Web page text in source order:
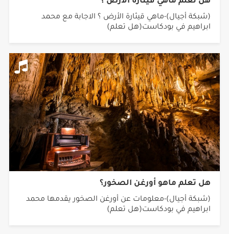
(شبكة أجيال)-ماهي قيثارة الأرض ؟ الاجابة مع محمد
ابراهيم في بودكاست(هل تعلم)
هل تعلم ماهو أورغن الصخور؟
(شبكة أجيال)-معلومات عن أورغن الصخور يقدمها محمد
ابراهيم في بودكاست(هل تعلم)